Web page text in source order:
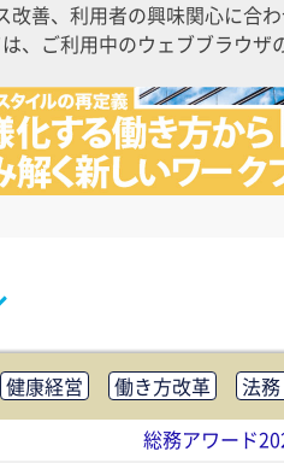
善、利用者の興味関心に
、ご利用中のウェブブラウ
健康経営 働き方改革 法
社外・社内広報 社外・社
助成金・補助金・コスト削減
総務アワード